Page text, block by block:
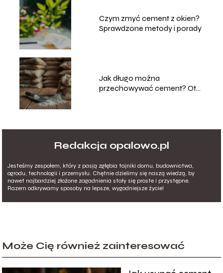
Czym zmyć cement z okien?
Sprawdzone metody i porady
Jak długo można
przechowywać cement? Oto
Redakcja opalowo.pl
Jesteśmy zespołem, który z pasją zgłębia tajniki domu, budownictwa,
ogrodu, technologii i przemysłu. Chętnie dzielimy się naszą wiedzą, by
nawet najbardziej złożone zagadnienia stały się proste i przystępne.
Razem odkrywamy sposoby na lepsze, wygodniejsze życie!
Może Cię również zainteresować